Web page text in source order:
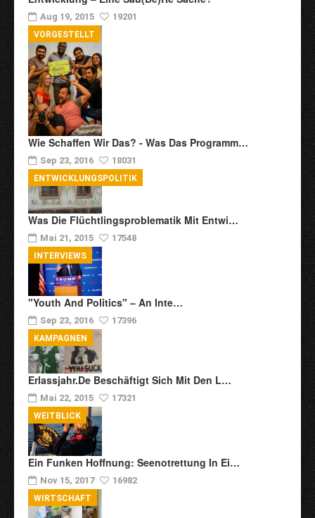
Aug 19, 2015 19201
Wie Schaffen Wir Das? - Was Das Programm…
Sep 23, 2016 18031
VORGESTELLT
Was Die Flüchtlingsproblematik Mit Entwi…
Mai 21, 2015 17548
ENTWICKLUNGSPOLITIK
"Youth And Politics" – An Inte…
Sep 23, 2016 17396
INTERVIEWS
Erlassjahr.de Beschäftigt Sich Mit Den L…
Mai 22, 2015 17321
KAMPAGNEN
Ein Funken Hoffnung: Seenotrettung In Ei…
Nov 15, 2017 16982
WEITBLICK
WIRTSCHAFT